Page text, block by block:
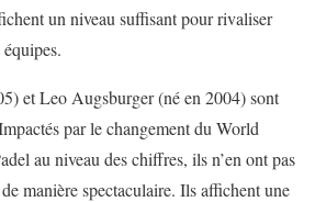
un niveau suffisant pour rivaliser
et Leo Augsburger (né en 2004) sont
par le changement du World
au niveau des chiffres, ils n’en ont pas
manière spectaculaire. Ils affichent une